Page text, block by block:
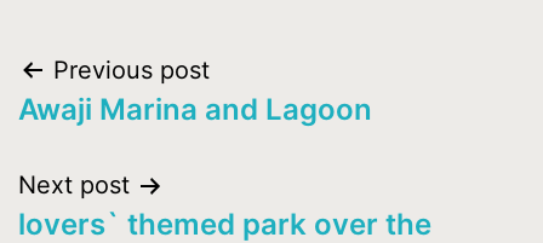
Post
navigation
Previous post
Awaji Marina and Lagoon
Next post
lovers` themed park over the